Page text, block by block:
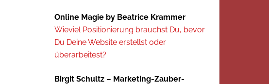
Online Magie by Beatrice Krammer
Wieviel Positionierung brauchst Du, bevor
Du Deine Website erstellst oder
überarbeitest?
Birgit Schultz – Marketing-Zauber-